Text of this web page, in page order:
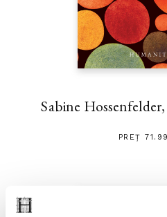
Sabine Hossenfelder,
PREȚ